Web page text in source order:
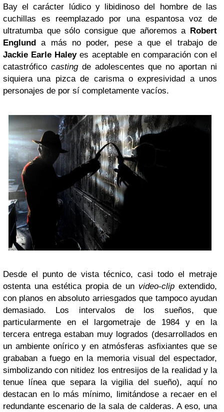
Bay el carácter lúdico y libidinoso del hombre de las
cuchillas es reemplazado por una espantosa voz de
ultratumba que sólo consigue que añoremos a Robert
Englund a más no poder, pese a que el trabajo de
Jackie Earle Haleyes aceptable en comparación con el
catastrófico castingde adolescentes que no aportan ni
siquiera una pizca de carisma o expresividad a unos
personajes de por sí completamente vacíos.
Desde el punto de vista técnico, casi todo el metraje
ostenta una estética propia de un video-clip extendido,
con planos en absoluto arriesgados que tampoco ayudan
demasiado. Los intervalos de los sueños, que
particularmente en el largometraje de 1984 y en la
tercera entrega estaban muy logrados (desarrollados en
un ambiente onírico y en atmósferas asfixiantes que se
grababan a fuego en la memoria visual del espectador,
simbolizando con nitidez los entresijos de la realidad y la
tenue línea que separa la vigilia del sueño), aquí no
destacan en lo más mínimo, limitándose a recaer en el
redundante escenario de la sala de calderas. A eso, una